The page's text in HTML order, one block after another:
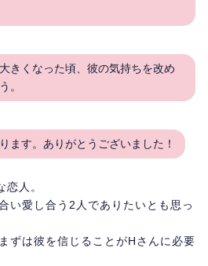
きくなった頃、彼の気持ちを改め
。
ます。ありがとうございました！
人。
い愛し合う2人でありたいとも思っ
ずは彼を信じることがHさんに必要